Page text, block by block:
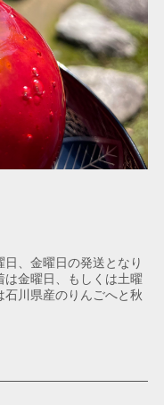
、金曜日の発送となり
は金曜日、もしくは土曜
石川県産のりんごへと秋